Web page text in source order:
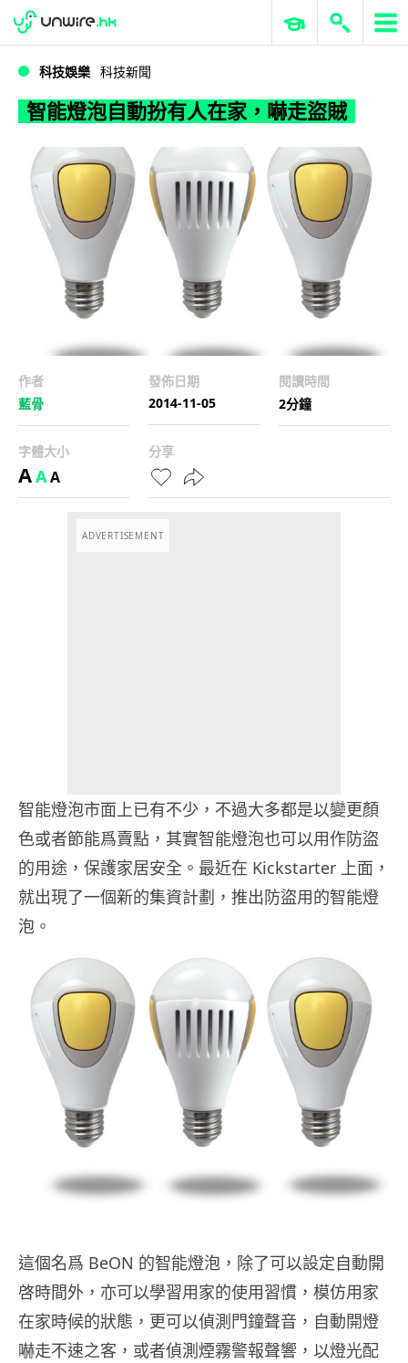
智能燈泡自動扮有人在家，嚇走盜賊
WWDC 2026 ERP 與商業 AI
科技娛樂 科技新聞
智能燈泡自動扮有人在家，嚇走盜賊
作者
藍骨
發佈日期
2014-11-05
閱讀時間
2分鐘
字體大小
AAA
分享
ADVERTISEMENT
智能燈泡市面上已有不少，不過大多都是以變更顏
色或者節能爲賣點，其實智能燈泡也可以用作防盜
的用途，保護家居安全。最近在 Kickstarter 上面，
就出現了一個新的集資計劃，推出防盜用的智能燈
泡。
這個名爲 BeON 的智能燈泡，除了可以設定自動開
啓時間外，亦可以學習用家的使用習慣，模仿用家
在家時候的狀態，更可以偵測門鐘聲音，自動開燈
嚇走不速之客，或者偵測煙霧警報聲響，以燈光配